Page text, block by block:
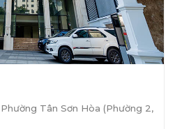
Tân Sơn Hòa (Phường 2,